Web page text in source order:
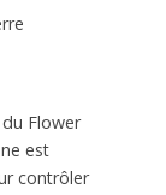
Flower
est
contrôler